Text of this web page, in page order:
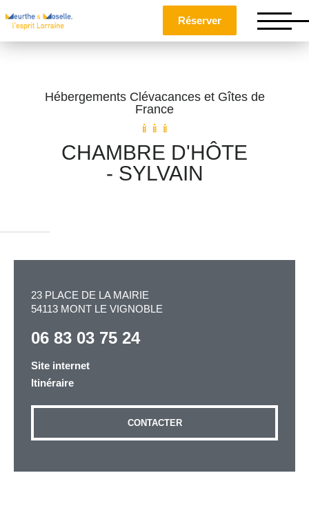
Réserver
Hébergements Clévacances et Gîtes de
France
CHAMBRE D'HÔTE
- SYLVAIN
23 PLACE DE LA MAIRIE
54113 MONT LE VIGNOBLE
06 83 03 75 24
Site internet
Itinéraire
CONTACTER
Prénom
Téléphone
Adresse email